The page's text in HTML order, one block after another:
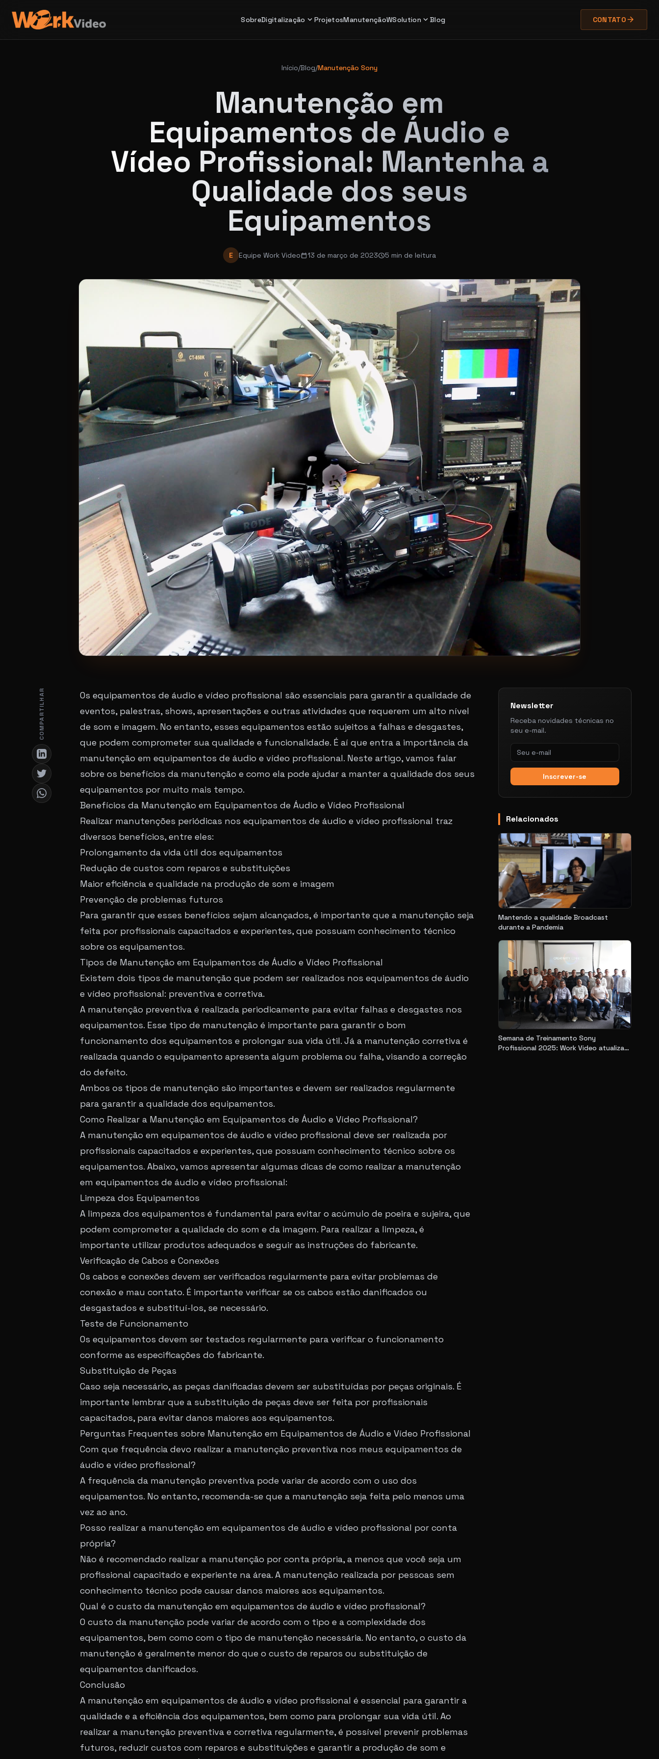
SobreDigitalização expand_more ProjetosManutençãoWSolution expand_moreBlog CONTATO arrow_forward
Início/Blog/Manutenção Sony
Manutenção em
Equipamentos de Áudio e
Vídeo Profissional: Mantenha a
Qualidade dos seus
Equipamentos
E Equipe Work Videocalendar_today13 de março de 2023schedule5 min de leitura
COMPARTILHAR
Os equipamentos de áudio e vídeo profissional são essenciais para garantir a qualidade de
eventos, palestras, shows, apresentações e outras atividades que requerem um alto nível
de som e imagem. No entanto, esses equipamentos estão sujeitos a falhas e desgastes,
que podem comprometer sua qualidade e funcionalidade. É aí que entra a importância da
manutenção em equipamentos de áudio e vídeo profissional. Neste artigo, vamos falar
sobre os benefícios da manutenção e como ela pode ajudar a manter a qualidade dos seus
equipamentos por muito mais tempo.
Benefícios da Manutenção em Equipamentos de Áudio e Vídeo Profissional
Realizar manutenções periódicas nos equipamentos de áudio e vídeo profissional traz
diversos benefícios, entre eles:
Prolongamento da vida útil dos equipamentos
Redução de custos com reparos e substituições
Maior eficiência e qualidade na produção de som e imagem
Prevenção de problemas futuros
Para garantir que esses benefícios sejam alcançados, é importante que a manutenção seja
feita por profissionais capacitados e experientes, que possuam conhecimento técnico
sobre os equipamentos.
Tipos de Manutenção em Equipamentos de Áudio e Vídeo Profissional
Existem dois tipos de manutenção que podem ser realizados nos equipamentos de áudio
e vídeo profissional: preventiva e corretiva.
A manutenção preventiva é realizada periodicamente para evitar falhas e desgastes nos
equipamentos. Esse tipo de manutenção é importante para garantir o bom
funcionamento dos equipamentos e prolongar sua vida útil. Já a manutenção corretiva é
realizada quando o equipamento apresenta algum problema ou falha, visando a correção
do defeito.
Ambos os tipos de manutenção são importantes e devem ser realizados regularmente
para garantir a qualidade dos equipamentos.
Como Realizar a Manutenção em Equipamentos de Áudio e Vídeo Profissional?
A manutenção em equipamentos de áudio e vídeo profissional deve ser realizada por
profissionais capacitados e experientes, que possuam conhecimento técnico sobre os
equipamentos. Abaixo, vamos apresentar algumas dicas de como realizar a manutenção
em equipamentos de áudio e vídeo profissional:
Limpeza dos Equipamentos
A limpeza dos equipamentos é fundamental para evitar o acúmulo de poeira e sujeira, que
podem comprometer a qualidade do som e da imagem. Para realizar a limpeza, é
importante utilizar produtos adequados e seguir as instruções do fabricante.
Verificação de Cabos e Conexões
Os cabos e conexões devem ser verificados regularmente para evitar problemas de
conexão e mau contato. É importante verificar se os cabos estão danificados ou
desgastados e substituí-los, se necessário.
Teste de Funcionamento
Os equipamentos devem ser testados regularmente para verificar o funcionamento
conforme as especificações do fabricante.
Substituição de Peças
Caso seja necessário, as peças danificadas devem ser substituídas por peças originais. É
importante lembrar que a substituição de peças deve ser feita por profissionais
capacitados, para evitar danos maiores aos equipamentos.
Perguntas Frequentes sobre Manutenção em Equipamentos de Áudio e Vídeo Profissional
Com que frequência devo realizar a manutenção preventiva nos meus equipamentos de
áudio e vídeo profissional?
A frequência da manutenção preventiva pode variar de acordo com o uso dos
equipamentos. No entanto, recomenda-se que a manutenção seja feita pelo menos uma
vez ao ano.
Posso realizar a manutenção em equipamentos de áudio e vídeo profissional por conta
própria?
Não é recomendado realizar a manutenção por conta própria, a menos que você seja um
profissional capacitado e experiente na área. A manutenção realizada por pessoas sem
conhecimento técnico pode causar danos maiores aos equipamentos.
Qual é o custo da manutenção em equipamentos de áudio e vídeo profissional?
O custo da manutenção pode variar de acordo com o tipo e a complexidade dos
equipamentos, bem como com o tipo de manutenção necessária. No entanto, o custo da
manutenção é geralmente menor do que o custo de reparos ou substituição de
equipamentos danificados.
Conclusão
A manutenção em equipamentos de áudio e vídeo profissional é essencial para garantir a
qualidade e a eficiência dos equipamentos, bem como para prolongar sua vida útil. Ao
realizar a manutenção preventiva e corretiva regularmente, é possível prevenir problemas
futuros, reduzir custos com reparos e substituições e garantir a produção de som e
Newsletter
Receba novidades técnicas no
seu e-mail.
Inscrever-se
Relacionados
Mantendo a qualidade Broadcast
durante a Pandemia
Semana de Treinamento Sony
Profissional 2025: Work Video atualiza